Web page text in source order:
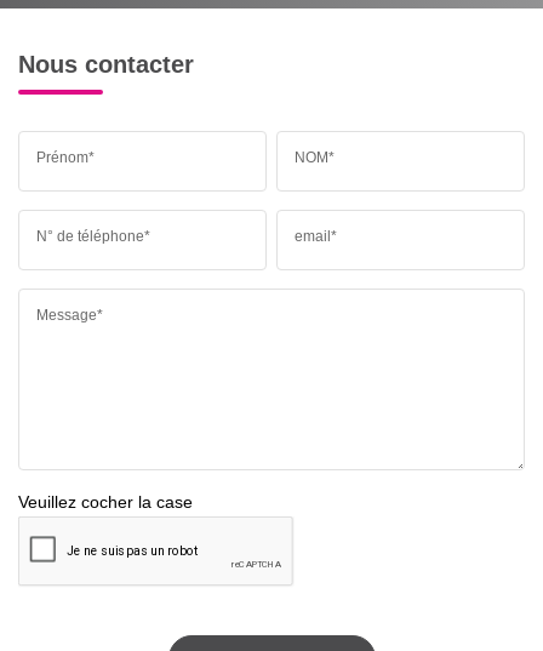
Nous contacter
Prénom* NOM*
N° de téléphone* email*
Message*
Veuillez cocher la case